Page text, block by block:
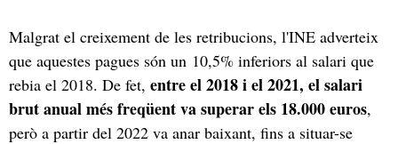
Malgrat el creixement de les retribucions, l'INE adverteix
que aquestes pagues són un 10,5% inferiors al salari que
rebia el 2018. De fet, entre el 2018 i el 2021, el salari
brut anual més freqüent va superar els 18.000 euros,
però a partir del 2022 va anar baixant, fins a situar-se